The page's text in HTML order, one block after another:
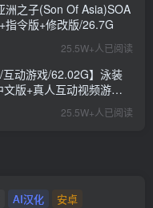
洲之子(Son Of Asia)SOA
令版+修改版/26.7G
25.5W+人已阅读
互动游戏/62.02G】泳装
版+真人互动视频游戏
25.5W+人已阅读
AI汉化 安卓